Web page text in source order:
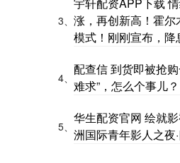
3、 涨，再创新高！霍
模式！刚刚宣布，降
4、
配查信 到货即被抢
难求”，怎么个事儿？
5、
华生配资官网 绘就
洲国际青年影人之夜